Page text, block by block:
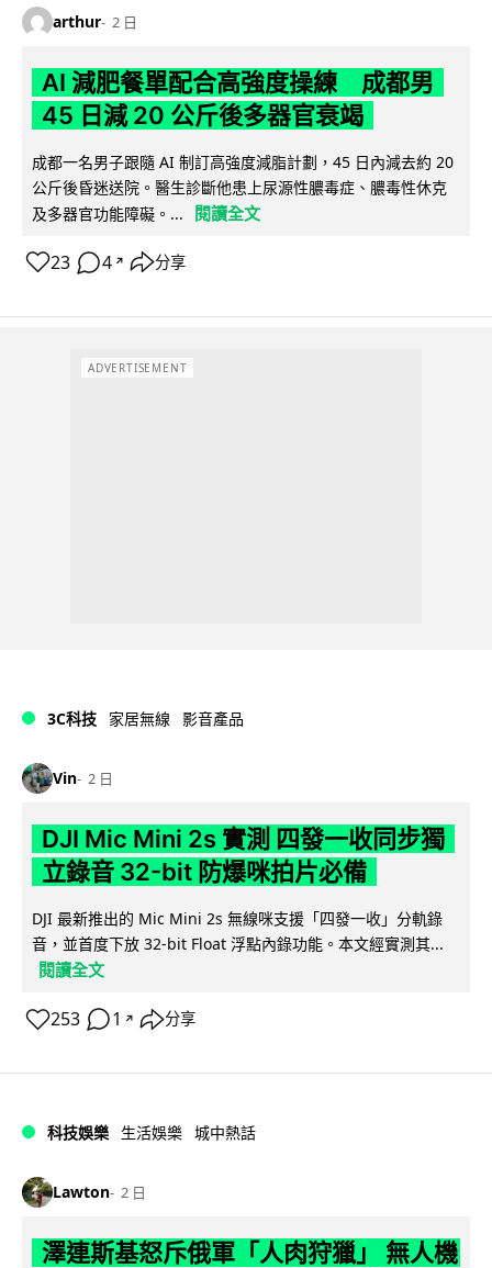
arthur 2 日
AI 減肥餐單配合高強度操練 成都男
45 日減 20 公斤後多器官衰竭
成都一名男子跟隨 AI 制訂高強度減脂計劃，45 日內減去約 20
公斤後昏迷送院。醫生診斷他患上尿源性膿毒症、膿毒性休克
及多器官功能障礙。...
閱讀全文
23 4 ↗ 分享
ADVERTISEMENT
3C科技 家居無線 影音產品
Vin 2 日
DJI Mic Mini 2s 實測 四發一收同步獨
立錄音 32-bit 防爆咪拍片必備
DJI 最新推出的 Mic Mini 2s 無線咪支援「四發一收」分軌錄
音，並首度下放 32-bit Float 浮點內錄功能。本文經實測其...
閱讀全文
253 1 ↗ 分享
科技娛樂 生活娛樂 城中熱話
Lawton 2 日
澤連斯基怒斥俄軍「人肉狩獵」 無人機